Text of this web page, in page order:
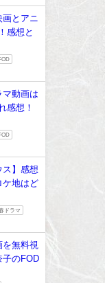
画とアニ
感想と
マ動画は
感想！
ス】感想
ケ地はど
ドラマ
を無料視
子のFOD